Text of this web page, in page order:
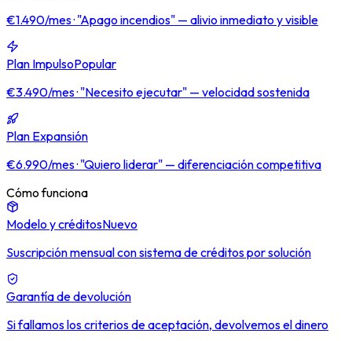
€1.490/mes · "Apago incendios" — alivio inmediato y visible
Plan ImpulsoPopular
€3.490/mes · "Necesito ejecutar" — velocidad sostenida
Plan Expansión
€6.990/mes · "Quiero liderar" — diferenciación competitiva
Cómo funciona
Modelo y créditosNuevo
Suscripción mensual con sistema de créditos por solución
Garantía de devolución
Si fallamos los criterios de aceptación, devolvemos el dinero